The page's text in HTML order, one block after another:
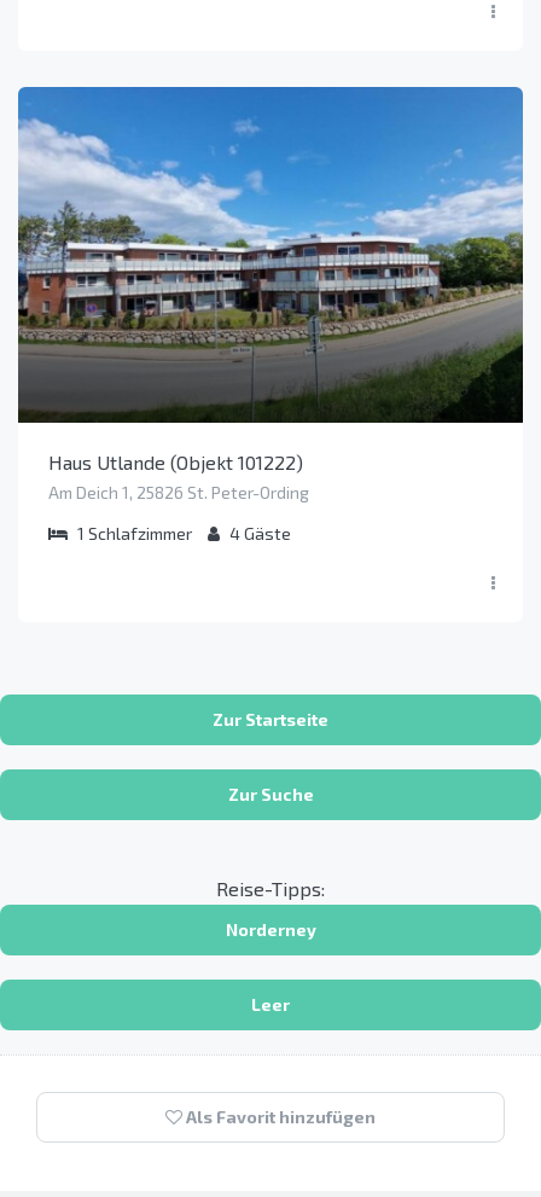
Haus Utlande (Objekt 101222)
Am Deich 1, 25826 St. Peter-Ording
1 Schlafzimmer 4Gäste
Zur Startseite
Zur Suche
Reise-Tipps:
Norderney
Leer
Als Favorit hinzufügen